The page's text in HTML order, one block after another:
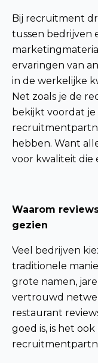
Bij recruitment
tussen bedrijven
ervaringen van
in de werkelijke
Net zoals je de
bekijkt voordat je
hebben. Want
voor kwaliteit die
Waarom
gezien
Veel bedrijven
traditionele
grote namen,
vertrouwd
restaurant
goed is, is het